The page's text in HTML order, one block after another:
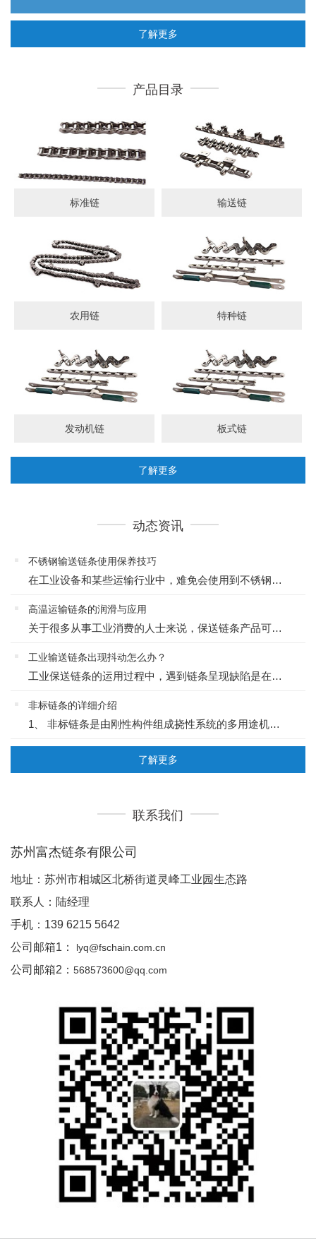
了解更多
产品目录
标准链 输送链
农用链 特种链
发动机链 板式链
了解更多
动态资讯
不锈钢输送链条使用保养技巧
在工业设备和某些运输行业中，难免会使用到不锈钢输送链条，链条由一个接着一个的连接环链接起来，能起到牵引、输送作用，一条性能优良、质量过关的链条对于设备的生产效率是大有帮助的，在使用时掌握保养的技巧，可...
高温运输链条的润滑与应用
关于很多从事工业消费的人士来说，保送链条产品可谓是屡见不鲜的，作为自动化消费的一个重要标志，它的作用是无可替代的。1运输链条链条是由许多链节以铰链副的方式衔接起来的挠性件。链条的构造特征赋予了既有很高...
工业输送链条出现抖动怎么办？
工业保送链条的运用过程中，遇到链条呈现缺陷是在所难免的，接下来简单为大家罗列几个关于工业保送链条常见的缺陷，如下：1链轮齿磨损假定链轮齿的两面都有明显磨损是传动对准不好。假定产生“弯沟”表示磨损过度应...
非标链条的详细介绍
1、 非标链条是由刚性构件组成挠性系统的多用途机械基础件。 非标链条包括四大系列：传动链 输送链 拉曳链 特种专业链2、一系列常为金属的链环或环形物用来障碍交通通道的链形物(如在街道中、河流或港湾入...
了解更多
联系我们
苏州富杰链条有限公司
地址： 苏州市相城区北桥街道灵峰工业园生态路
联系人： 陆经理
手机： 139 6215 5642
公司邮箱1：
lyq@fschain.com.cn
公司邮箱2： ​568573600@qq.com